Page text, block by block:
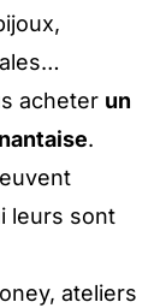
acheter un
.
leurs sont
ateliers